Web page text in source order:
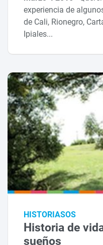
experiencia de
de Cali, Rionegro,
Ipiales...
HISTORIASOS
Historia de
sueños